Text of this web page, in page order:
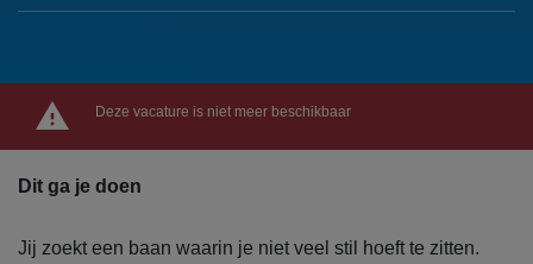
Deze vacature is niet meer beschikbaar
Dit ga je doen
Jij zoekt een baan waarin je niet veel stil hoeft te zitten.